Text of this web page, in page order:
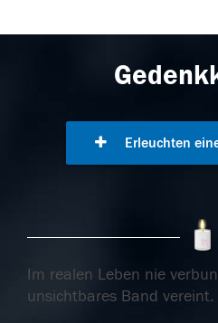
Erleuchten
Im realen Leben nie
unsichtbares Band vereint.